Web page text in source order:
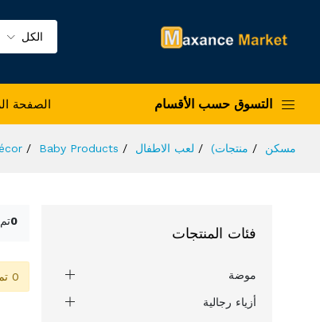
الكل
التسوق حسب الأقسام الصفحة
مسكن منتجات) لعب الاطفال Baby Products
فئات المنتجات
موضة
أزياء رجالية
0
0 تم العثور على المنتج